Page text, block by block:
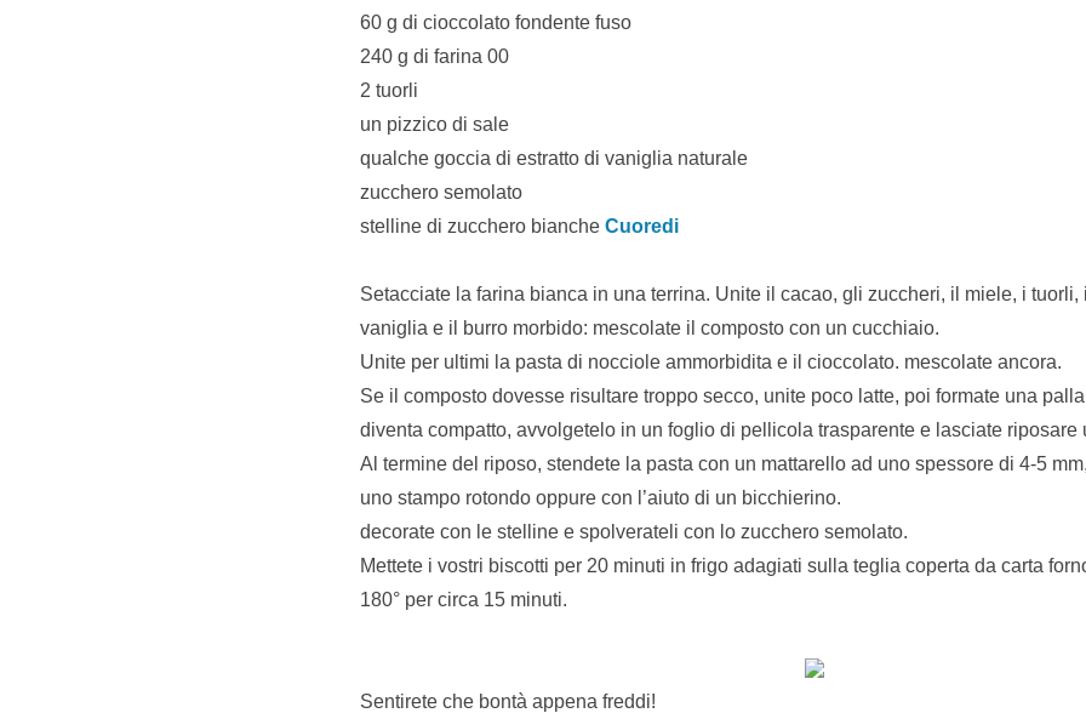
60 g di cioccolato fondente fuso
240 g di farina 00
2 tuorli
un pizzico di sale
qualche goccia di estratto di vaniglia naturale
zucchero semolato
stelline di zucchero bianche Cuoredi
Setacciate la farina bianca in una terrina. Unite il cacao, gli zuccheri, il miele, i
vaniglia e il burro morbido: mescolate il composto con un cucchiaio.
Unite per ultimi la pasta di nocciole ammorbidita e il cioccolato. mescolate ancora.
Se il composto dovesse risultare troppo secco, unite poco latte, poi formate una
diventa compatto, avvolgetelo in un foglio di pellicola trasparente e lasciate riposare
Al termine del riposo, stendete la pasta con un mattarello ad uno spessore di 4-5
uno stampo rotondo oppure con l’aiuto di un bicchierino.
decorate con le stelline e spolverateli con lo zucchero semolato.
Mettete i vostri biscotti per 20 minuti in frigo adagiati sulla teglia coperta da carta
180° per circa 15 minuti.
Sentirete che bontà appena freddi!